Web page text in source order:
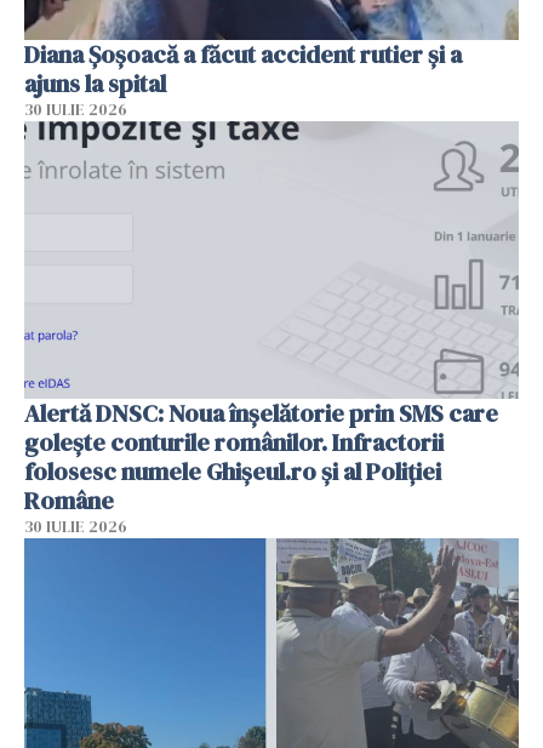
Diana Șoșoacă a făcut accident rutier și a
ajuns la spital
30 IULIE 2026
Alertă DNSC: Noua înșelătorie prin SMS care
golește conturile românilor. Infractorii
folosesc numele Ghișeul.ro și al Poliției
Române
30 IULIE 2026